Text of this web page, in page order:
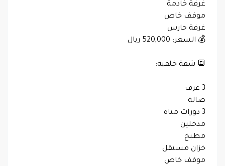
غرفة خادمة
موقف خاص
غرفة حارس
💰 السعر: 520,000 ريال
🔳 شقة خلفية:
3 غرف
صالة
3 دورات مياه
مدخلين
مطبخ
خزان مستقل
موقف خاص